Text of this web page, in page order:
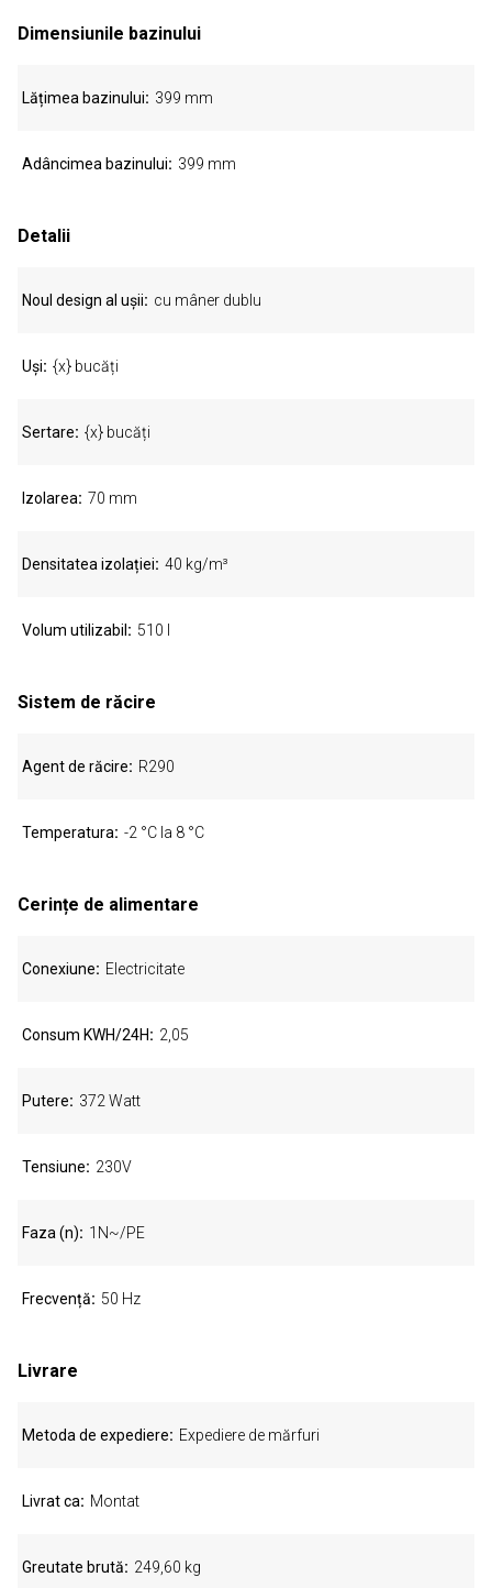
Dimensiunile bazinului
Lățimea bazinului 399 mm
Adâncimea bazinului 399 mm
Detalii
Noul design al ușii cu mâner dublu
Uși {x} bucăți
Sertare {x} bucăți
Izolarea 70 mm
Densitatea izolației 40 kg/m³
Volum utilizabil 510 l
Sistem de răcire
Agent de răcire R290
Temperatura -2 °C la 8 °C
Cerințe de alimentare
Conexiune Electricitate
Consum KWH/24H 2,05
Putere 372 Watt
Tensiune 230V
Faza (n) 1N~/PE
Frecvență 50 Hz
Livrare
Metoda de expediere Expediere de mărfuri
Livrat ca Montat
Greutate brută 249,60 kg